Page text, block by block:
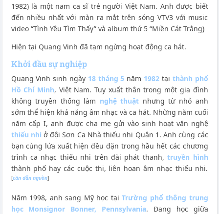
1982) là một nam ca sĩ trẻ người Việt Nam. Anh được biết
đến nhiều nhất với màn ra mắt trên sóng VTV3 với music
video “Tình Yêu Tìm Thấy” và album thứ 5 “Miền Cát Trắng)
Hiện tại Quang Vinh đã tạm ngừng hoạt động ca hát.
Khởi đầu sự nghiệp
Quang Vinh sinh ngày 18 tháng 5 năm 1982 tại thành phố
Hồ Chí Minh, Việt Nam. Tuy xuất thân trong một gia đình
không truyền thống làm nghệ thuật nhưng từ nhỏ anh
sớm thể hiện khả năng âm nhạc và ca hát. Những năm cuối
năm cấp I, anh được cha mẹ gửi vào sinh hoạt văn nghệ
thiếu nhi ở đội Sơn Ca Nhà thiếu nhi Quận 1. Anh cùng các
bạn cùng lứa xuất hiện đều đặn trong hầu hết các chương
trình ca nhạc thiếu nhi trên đài phát thanh,truyền hình
thành phố hay các cuộc thi, liên hoan âm nhạc thiếu nhi.
[cần dẫn nguồn]
Năm 1998, anh sang Mỹ học tại Trường phổ thông trung
học Monsignor Bonner, Pennsylvania. Đang học giữa